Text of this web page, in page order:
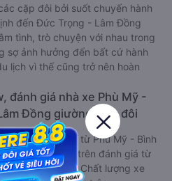
cặp đôi bởi suốt chuyến hành
đến Đức Trọng - Lâm Đồng
tình, trò chuyện với nhau trong
sợ ảnh hưởng đến bất cứ hành
lịch vì thế cũng trở nên hoàn
đánh giá nhà xe Phù Mỹ -
Đồng giường nằm đôi
- Lâm Đồng từ Phù Mỹ - Bình
chất lượng dựa trên đánh giá từ
tiêu chí như: Chất lượng xe